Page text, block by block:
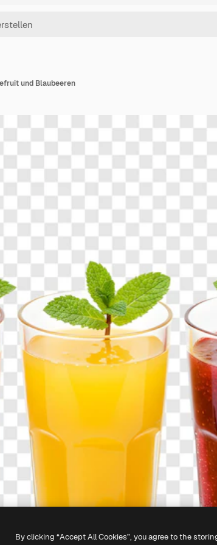
und Blaubeeren
By clicking “Accept All Cookies”, you agree to the